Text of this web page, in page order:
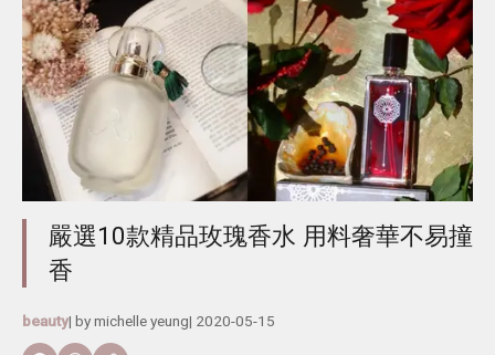
嚴選10款精品玫瑰香水 用料奢華不易撞
香
beauty| bymichelle yeung| 2020-05-15